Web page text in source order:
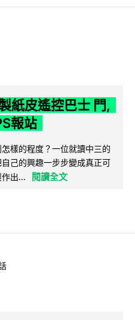
紙皮遙控巴士 門,
報站
樣的程度？一位就讀中三的
己的興趣一步步變成真正可
出...
閱讀全文